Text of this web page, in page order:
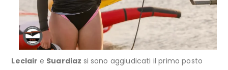
Leclair e Suardiaz si sono aggiudicati il primo posto